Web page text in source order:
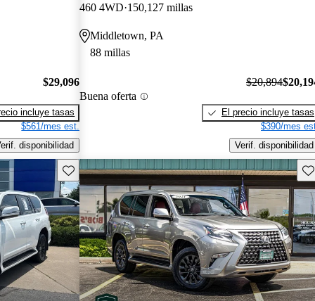
$29,096
incluye tasas
$561/mes est.
disponibilidad
460 4WD 150,127 millas
Middletown, PA
88 millas
Buena oferta
$20,894
El precio incluye tasas
$390/mes
Verif. disponibilidad
Guarda este Aviso